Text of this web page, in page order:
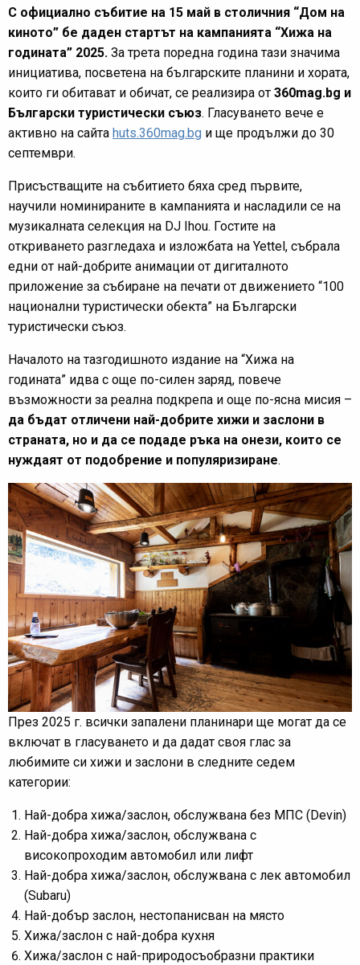
С официално събитие на 15 май в столичния “Дом на
киното” бе даден стартът на кампанията “Хижа на
годината” 2025. За трета поредна година тази значима
инициатива, посветена на българските планини и хората,
които ги обитават и обичат, се реализира от 360mag.bg и
Български туристически съюз. Гласуването вече е
активно на сайта huts.360mag.bg и ще продължи до 30
септември.
Присъстващите на събитието бяха сред първите,
научили номинираните в кампанията и насладили се на
музикалната селекция на DJ Ihou. Гостите на
откриването разгледаха и изложбата на Yettel, събрала
едни от най-добрите анимации от дигиталното
приложение за събиране на печати от движението “100
национални туристически обекта” на Български
туристически съюз.
Началото на тазгодишното издание на “Хижа на
годината” идва с още по-силен заряд, повече
възможности за реална подкрепа и още по-ясна мисия –
да бъдат отличени най-добрите хижи и заслони в
страната, но и да се подаде ръка на онези, които се
нуждаят от подобрение и популяризиране.
През 2025 г. всички запалени планинари ще могат да се
включат в гласуването и да дадат своя глас за
любимите си хижи и заслони в следните седем
категории:
Най-добра хижа/заслон, обслужвана без МПС (Devin)
Най-добра хижа/заслон, обслужвана с
високопроходим автомобил или лифт
Най-добра хижа/заслон, обслужвана с лек автомобил
(Subaru)
Най-добър заслон, нестопанисван на място
Хижа/заслон с най-добра кухня
Хижа/заслон с най-природосъобразни практики